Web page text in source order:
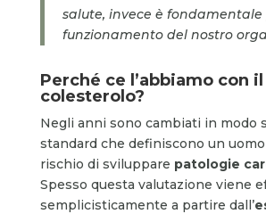
salute, invece è fondamentale
funzionamento del nostro
Perché ce l’abbiamo con il
colesterolo?
Negli anni sono cambiati in modo
standard che definiscono un
rischio di sviluppare patologie
Spesso questa valutazione viene
semplicisticamente a partire dall’